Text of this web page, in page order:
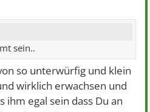
sein..
so unterwürfig und klein
wirklich erwachsen und
ihm egal sein dass Du an